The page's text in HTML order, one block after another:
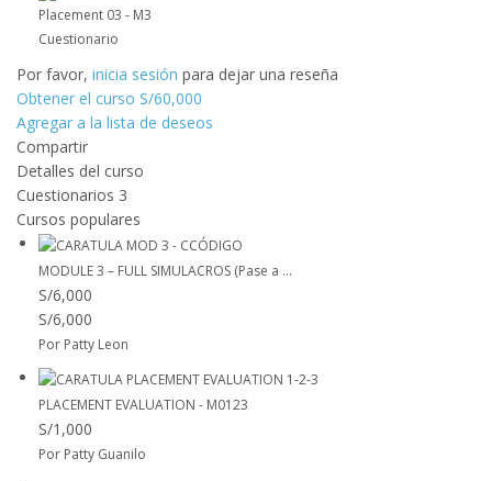
Placement 03 - M3
Cuestionario
Por favor, inicia sesión para dejar una reseña
Obtener el curso S/60,000
Agregar a la lista de deseos
Compartir
Detalles del curso
Cuestionarios 3
Cursos populares
MODULE 3 – FULL SIMULACROS (Pase a ...
S/6,000
S/6,000
Por Patty Leon
PLACEMENT EVALUATION - M0123
S/1,000
Por Patty Guanilo